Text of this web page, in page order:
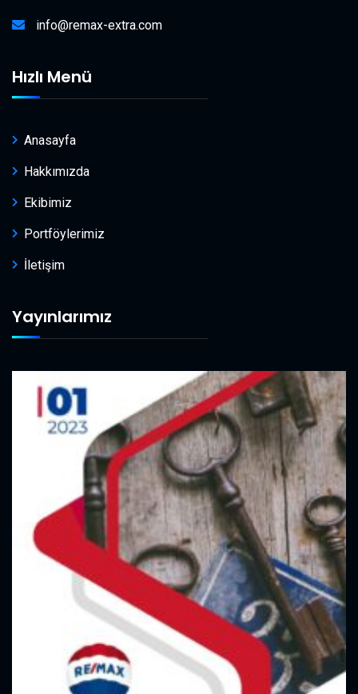
info@remax-extra.com
Hızlı Menü
Anasayfa
Hakkımızda
Ekibimiz
Portföylerimiz
İletişim
Yayınlarımız